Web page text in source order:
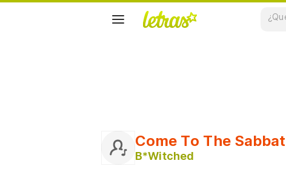
Come To The Sabbat
B*Witched